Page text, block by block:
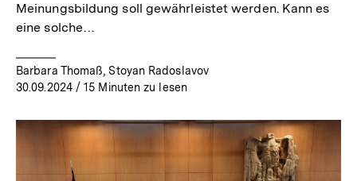
Meinungsbildung soll gewährleistet werden. Kann es
eine solche…
Barbara Thomaß, Stoyan Radoslavov
30.09.2024/ 15 Minuten zu lesen